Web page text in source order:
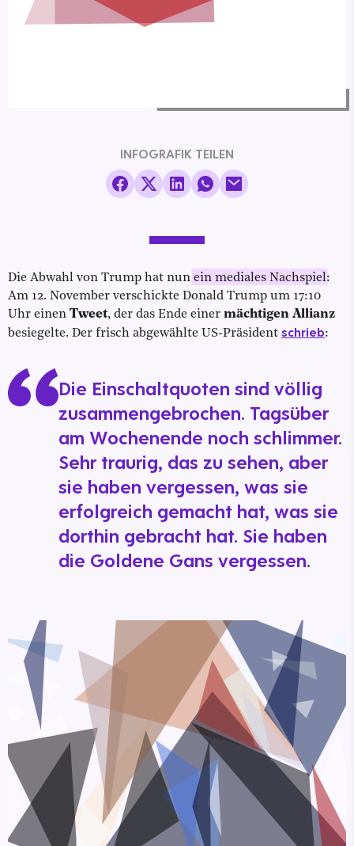
INFOGRAFIK TEILEN
Die Abwahl von Trump hat nun ein mediales Nachspiel:
Am 12. November verschickte Donald Trump um 17:10
Uhr einen Tweet, der das Ende einer mächtigen Allianz
besiegelte. Der frisch abgewählte US-Präsident schrieb:
Die Einschaltquoten sind völlig
zusammengebrochen. Tagsüber
am Wochenende noch schlimmer.
Sehr traurig, das zu sehen, aber
sie haben vergessen, was sie
erfolgreich gemacht hat, was sie
dorthin gebracht hat. Sie haben
die Goldene Gans vergessen.